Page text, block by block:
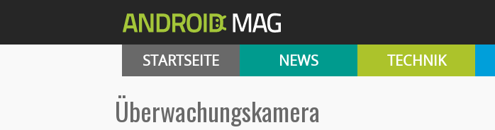
STARTSEITE NEWS TECHNIK
überwachungskamera